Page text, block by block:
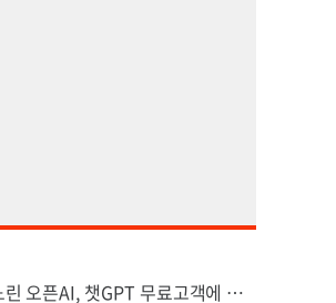
시장지배력 노린 오픈AI, 챗GPT 무료고객에 최신 모델 무한제공